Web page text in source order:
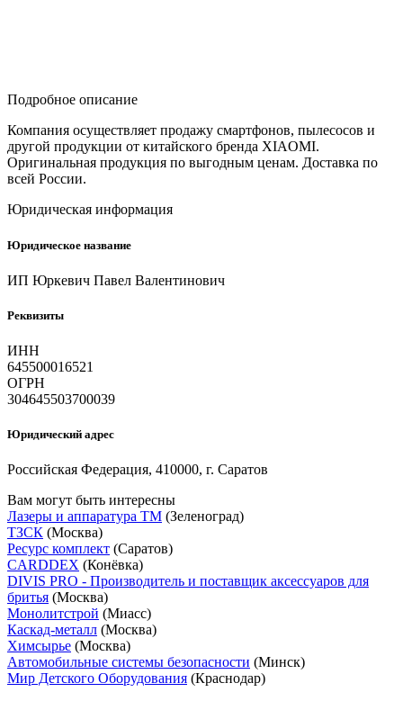
Подробное описание
Компания осуществляет продажу смартфонов, пылесосов и
другой продукции от китайского бренда XIAOMI.
Оригинальная продукция по выгодным ценам. Доставка по
всей России.
Юридическая информация
Юридическое название
ИП Юркевич Павел Валентинович
Реквизиты
ИНН
645500016521
ОГРН
304645503700039
Юридический адрес
Российская Федерация, 410000, г. Саратов
Вам могут быть интересны
Лазеры и аппаратура ТМ (Зеленоград)
ТЗСК (Москва)
Ресурс комплект (Саратов)
CARDDEX (Конёвка)
DIVIS PRO - Производитель и поставщик аксессуаров для
бритья (Москва)
Монолитстрой (Миасс)
Каскад-металл (Москва)
Химсырье (Москва)
Автомобильные системы безопасности (Минск)
Мир Детского Оборудования (Краснодар)